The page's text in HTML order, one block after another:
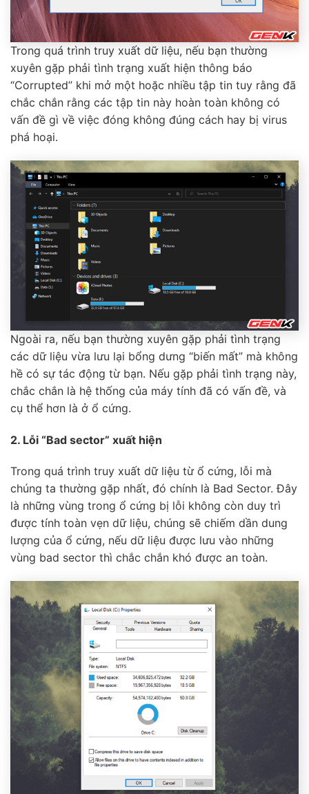
Trong quá trình truy xuất dữ liệu, nếu bạn thường
xuyên gặp phải tình trạng xuất hiện thông báo
“Corrupted” khi mở một hoặc nhiều tập tin tuy rằng đã
chắc chắn rằng các tập tin này hoàn toàn không có
vấn đề gì về việc đóng không đúng cách hay bị virus
phá hoại.
Ngoài ra, nếu bạn thường xuyên gặp phải tình trạng
các dữ liệu vừa lưu lại bổng dưng “biến mất” mà không
hề có sự tác động từ bạn. Nếu gặp phải tình trạng này,
chắc chắn là hệ thống của máy tính đã có vấn đề, và
cụ thể hơn là ở ổ cứng.
2. Lỗi “Bad sector” xuất hiện
Trong quá trình truy xuất dữ liệu từ ổ cứng, lỗi mà
chúng ta thường gặp nhất, đó chính là Bad Sector. Đây
là những vùng trong ổ cứng bị lỗi không còn duy trì
được tính toàn vẹn dữ liệu, chúng sẽ chiếm dần dung
lượng của ổ cứng, nếu dữ liệu được lưu vào những
vùng bad sector thì chắc chắn khó được an toàn.